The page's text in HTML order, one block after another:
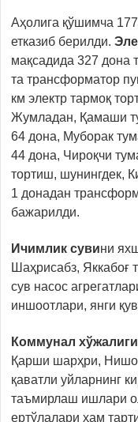
Аҳолига қўшимча
етказиб берилди.
мақсадида 327 дона
та трансформатор
км электр тармоқ
Жумладан, Қамаши
64 дона, Муборак
44 дона, Чироқчи
тортиш, шунингдек,
1 донадан
бажарилди.
Ичимлик сувини
Шаҳрисабз, Яккабоғ
сув насос
иншоотлари, янги
Коммунал хўжалиги
Қарши шарҳри,
қаватли уйларнинг
таъмирлаш ишлари
ертўлалари ҳам